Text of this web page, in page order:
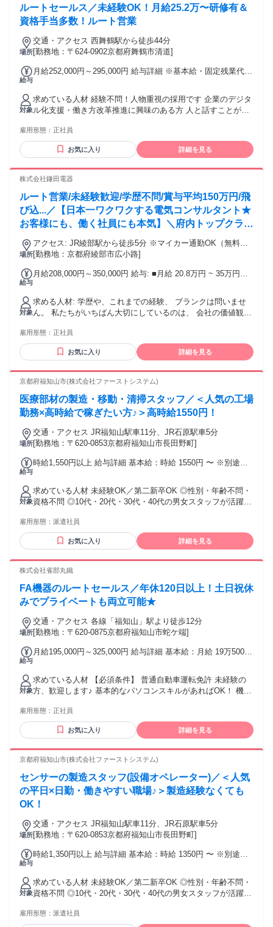
ルートセールス／未経験OK！月給25.2万〜研修有＆
資格手当多数！ルート営業
場所
交通・アクセス 西舞鶴駅から徒歩44分
[勤務地：〒624-0902京都府舞鶴市清道]
給与
月給252,000円～295,000円 給与詳細 ※基本給・固定残業代・
代：あり 1ヶ月あたり4万6000円 〜 5万5000円（固定残業時
間：1ヶ月あたり30時間） 固定残業時間を超えた勤務時間に
ついては別途残業代を支給する 【一律手当】 全員に一律で支
払われる通勤・皆勤・家族手当金額：なし 全員に一律で支払
部署ごとの都度インセンティブ制度あり(3ヶ月に１度支給)
Ex.〇〇を1本販売するごとに+〇万 ～の業務改善を推進した
ので+〇万 試用・研修期間：最長6カ月 試用・研修期間の条
件：給与・勤務時間条件が異なる 期間中の給与以外の待遇は
正社員と同等となります。 【給与】 本採用と異なる 基本給 :
月給 19万5000円 〜 21万円 固定残業代：あり 1ヶ月あたり4
万5000円 〜 5万円（固定残業時間：1ヶ月あたり30時間） 固
定残業時間を超えた勤務時間については別途残業代を支給す
当金額：なし 全員に一律で支払われるその他手当金額：あり
1ヶ月あたり3000円 〜 1万8000円 【勤務形態】 本採用と異な
る 勤務形態：固定時間制 【勤務時間】 実働時間：1日あたり
8時間 平均勤務日数：1ヶ月あたり21日
対象
求めている人材 経験不問！人物重視の採用です 企業のデジタ
ル化支援・働き方改革推進に興味のある方 人と話すことが好
条件と理由：あり（例外事由3号のイ・50歳未満（長期勤続に
よるキャリア形成のため））
雇用形態： 正社員
お気に入り 詳細を見る
株式会社鎌田電器
ルート営業/未経験歓迎/学歴不問/賞与平均150万円/⾶
び込...／【日本一ワクワクする電気コンサルタント★
お客様にも、働く社員にも本気】＼府内トップクラス
／地域を愛し、愛される街の電気屋／賞与平均150万
円・昇給年3％以上(昨年は5～6%)／未経験から研
場所
アクセス: JR綾部駅から徒歩5分 ※マイカー通勤OK（無料駐
車場あり） ※福知山・宮津・京丹後・亀岡・園部・春日・氷
[勤務地：京都府綾部市広小路]
給与
月給208,000円～350,000円 給与: ■月給 20.8万円 ~ 35万円＋
代は別途、全額支給させていただきます。 ■賞与年2回 ┗昨年
実績、年間平均で約150万円 ■昇給年1回 ┗年3％以上を会社
として宣言、直近は5～6％を実施 ■各種手当あり ┗営業手
当、残業手当は全額支給、家族手当、住宅手当など ＜モデル
代後半：約550万円
対象
求める人材: 学歴や、これまでの経験、 ブランクは問いませ
ん。 私たちがいちばん大切にしているのは、 会社の価値観に
ば、 未経験や、異業種からの転職も歓迎します。 次のような
想いをお持ちの方と、 ぜひ一緒に働きたいと考えています。
・お客様に喜んでいただくことにやりがいを感じられる方 ・
て人として成長していきたい方 ・地域や社会に貢献したいと
資格をお持ちの方は優遇します。 〜〜〜 こんな経験が特に活
かせます 〜〜〜 下記のご経験がある方は、これまでのスキル
ありません。 【営業系】 個人営業、法人営業、ルート営業、
反響営業、カウンターセールス、 家電販売、住宅・リフォー
業事務、受付、人事、総務、経理 事務職や接客職から、提案
テレアポが一切ないため、「営業は初めて」という方でも安
心してスタートできます。
雇用形態： 正社員
お気に入り 詳細を見る
京都府福知山市(株式会社ファーストシステム)
医療部材の製造・移動・清掃スタッフ／＜人気の工場
勤務×高時給で稼ぎたい方♪＞高時給1550円！
場所
交通・アクセス JR福知山駅車11分、JR石原駅車5分
[勤務地：〒620-0853京都府福知山市長田野町]
給与
時給1,550円以上 給与詳細 基本給：時給 1550円 〜 ※別途、
対象
求めている人材 未経験OK／第二新卒OK ◎性別・年齢不問・
資格不問 ◎10代・20代・30代・40代の男女スタッフが活躍
＞ ・高時給で効率よく稼ぎたい方 ・安定企業で働きたい方
・フリーターさん活躍中！ ・販売などの接客業やサービス業
など異業種からの転職も歓迎！
雇用形態： 派遣社員
お気に入り 詳細を見る
株式会社雀部丸鐵
FA機器のルートセールス／年休120日以上！土日祝休
みでプライベートも両立可能★
場所
交通・アクセス 各線「福知山」駅より徒歩12分
[勤務地：〒620-0875京都府福知山市蛇ケ端]
給与
月給195,000円～325,000円 給与詳細 基本給：月給 19万5000
で支払われる通勤・皆勤・家族手当金額：なし 全員に一律で
支払われるその他手当金額：なし 【その他手当】 ・時間外勤
務手当 ・休出手当 ・営業手当：5,000円～20,000円 ・家族手
当：2,000円～4,000円 ・役職手当：5,000円～80,000円 ・資
り） 月額 12,000 円 【昇給】 年1回（6月） 1月あたり 2,000
円 〜 5,000 円（前年度実績） 【賞与】 年2回（7月・12月）
昨年実績 3ヶ月分
対象
求めている人材 【必須条件】 普通自動車運転免許 未経験の
方、歓迎します♪ 基本的なパソコンスキルがあればOK！ 機
雇用形態： 正社員
お気に入り 詳細を見る
京都府福知山市(株式会社ファーストシステム)
センサーの製造スタッフ(設備オペレーター)／＜人気
の平日×日勤・働きやすい職場♪＞製造経験なくても
OK！
場所
交通・アクセス JR福知山駅車11分、JR石原駅車5分
[勤務地：〒620-0853京都府福知山市長田野町]
給与
時給1,350円以上 給与詳細 基本給：時給 1350円 〜 ※別途、
対象
求めている人材 未経験OK／第二新卒OK ◎性別・年齢不問・
資格不問 ◎10代・20代・30代・40代の男女スタッフが活躍
リ＞ ・高時給で効率よく稼ぎたい方 ・安定企業で働きたい方
雇用形態： 派遣社員